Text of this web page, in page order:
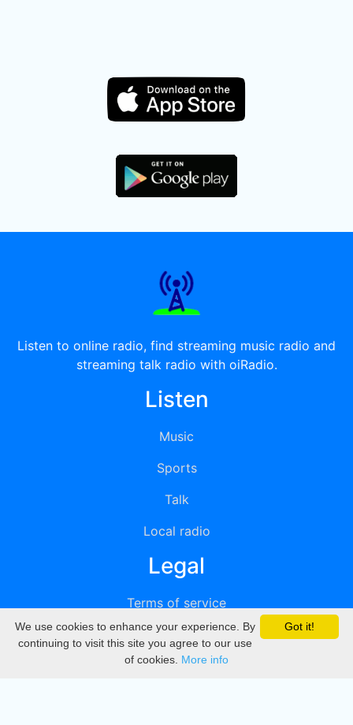
Listen to online radio, find streaming music radio and
streaming talk radio with oiRadio.
Listen
Music
Sports
Talk
Local radio
Legal
Terms of service
Privacy
DMCA
Got it!
We use cookies to enhance your experience. By
continuing to visit this site you agree to our use
of cookies. More info